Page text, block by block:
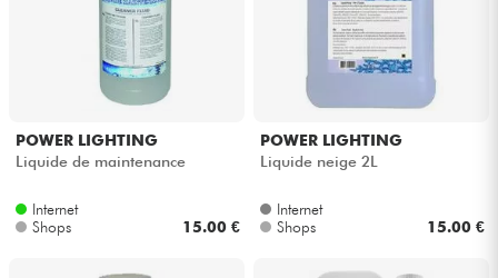
POWER LIGHTING
Liquide de maintenance
Internet
Shops
15.00 €
POWER LIGHTING
Liquide neige 2L
Internet
Shops
15.00 €